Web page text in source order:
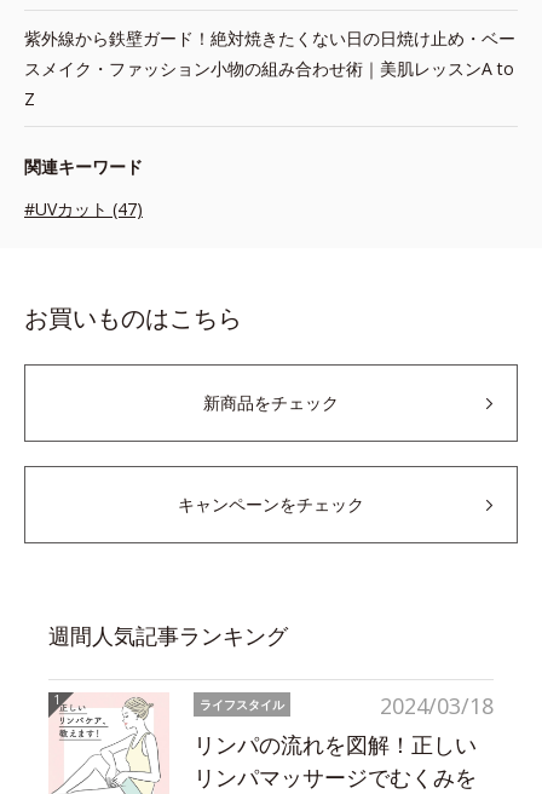
紫外線から鉄壁ガード！絶対焼きたくない日の日焼け止め・ベー
スメイク・ファッション小物の組み合わせ術｜美肌レッスンA to
Z
関連キーワード
#UVカット (47)
お買いものはこちら
新商品をチェック
キャンペーンをチェック
週間人気記事ランキング
2024/03/18
ライフスタイル
リンパの流れを図解！正しい
リンパマッサージでむくみを